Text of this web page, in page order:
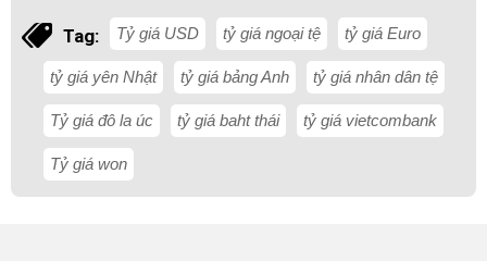
Tag: Tỷ giá USD tỷ giá ngoại tệ tỷ giá Euro
tỷ giá yên Nhật tỷ giá bảng Anh tỷ giá nhân dân tệ
Tỷ giá đô la úc tỷ giá baht thái tỷ giá vietcombank
Tỷ giá won